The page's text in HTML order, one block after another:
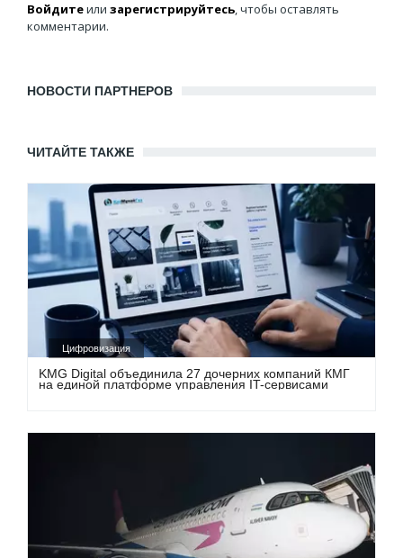
Войдитеили зарегистрируйтесь, чтобы оставлять
комментарии.
НОВОСТИ ПАРТНЕРОВ
ЧИТАЙТЕ ТАКЖЕ
Цифровизация
KMG Digital объединила 27 дочерних компаний КМГ
на единой платформе управления IT-сервисами